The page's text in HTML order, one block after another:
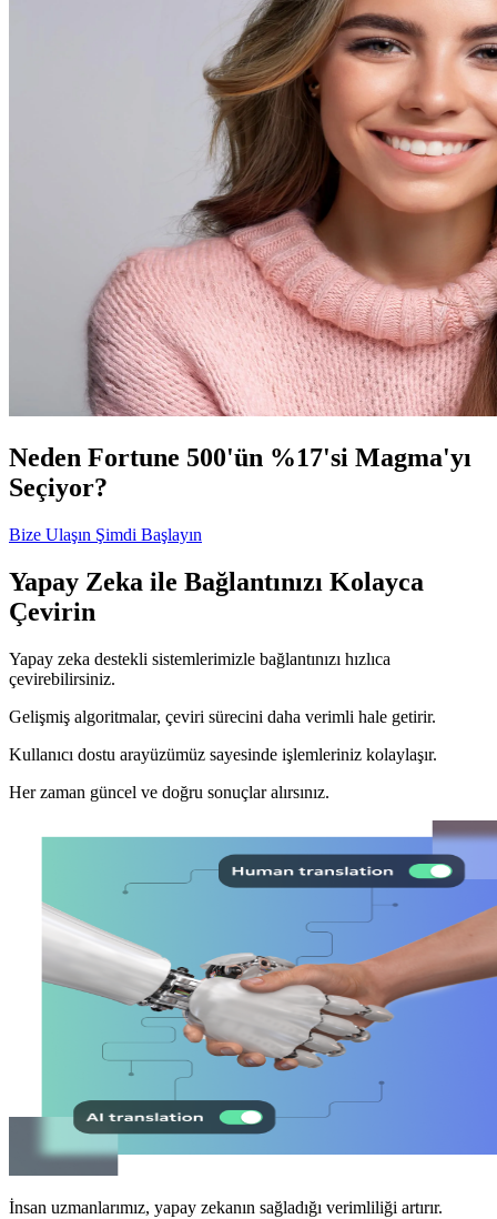
Neden Fortune 500'ün %17'si Magma'yı
Seçiyor?
Bize Ulaşın Şimdi Başlayın
Yapay Zeka ile Bağlantınızı Kolayca
Çevirin
Yapay zeka destekli sistemlerimizle bağlantınızı hızlıca
çevirebilirsiniz.
Gelişmiş algoritmalar, çeviri sürecini daha verimli hale getirir.
Kullanıcı dostu arayüzümüz sayesinde işlemleriniz kolaylaşır.
Her zaman güncel ve doğru sonuçlar alırsınız.
İnsan uzmanlarımız, yapay zekanın sağladığı verimliliği artırır.